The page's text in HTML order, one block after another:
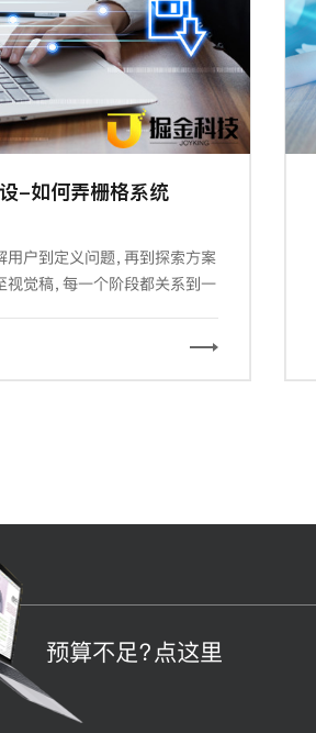
-如何弄栅格系统
用户到定义问题，再到探索方案
视觉稿，每一个阶段都关系到一
两个阶段，也是最大程度占据
预算不足？点这里